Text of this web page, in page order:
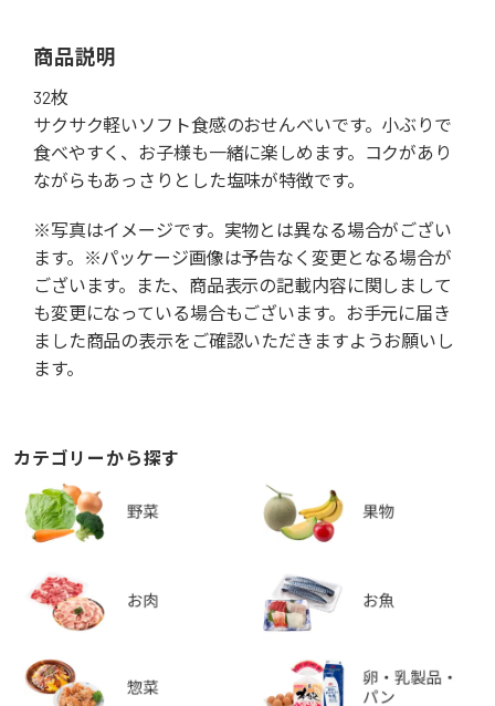
商品説明
32枚
サクサク軽いソフト食感のおせんべいです。小ぶりで
食べやすく、お子様も一緒に楽しめます。コクがあり
ながらもあっさりとした塩味が特徴です。
※写真はイメージです。実物とは異なる場合がござい
ます。※パッケージ画像は予告なく変更となる場合が
ございます。また、商品表示の記載内容に関しまして
も変更になっている場合もございます。お手元に届き
ました商品の表示をご確認いただきますようお願いし
ます。
カテゴリーから探す